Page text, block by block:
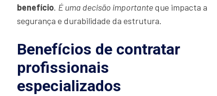
benefício. É uma decisão importanteque impacta a
segurança e durabilidade da estrutura.
Benefícios de contratar
profissionais
especializados